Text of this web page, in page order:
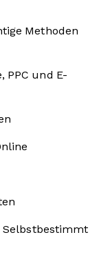
Methoden
PPC und E-
Selbstbestimmt